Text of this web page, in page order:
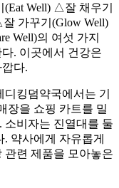
Well) △잘 채우기
가꾸기(Glow Well)
Well)의 여섯 가지
. 이곳에서 건강은
다.
킹덤약국에서는 기
장을 쇼핑 카트를 밀
소비자는 진열대를 둘
약사에게 자유롭게
관련 제품을 모아놓은